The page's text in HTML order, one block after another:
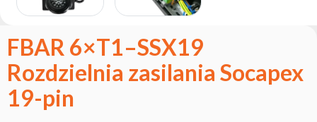
Zgłoszenie
Zwrot
produktu
po
testach
FBAR 6×T1–SSX19
Rozdzielnia zasilania Socapex
19-pin